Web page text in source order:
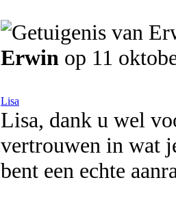
Erwin op 11
Lisa
Lisa, dank u wel
vertrouwen in wat
bent een echte